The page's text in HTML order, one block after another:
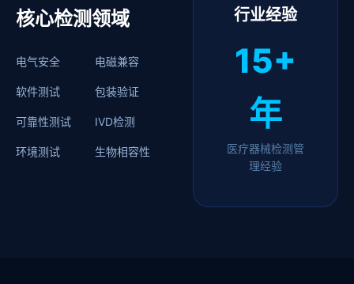
核心检测领域
电气安全 电磁兼容
软件测试 包装验证
可靠性测试 IVD检测
环境测试 生物相容性
行业经验
15+
年
医疗器械检测管
理经验